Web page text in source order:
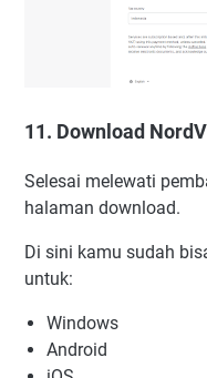
11. Download
Selesai melewati
halaman download.
Di sini kamu sudah
untuk:
Windows
Android